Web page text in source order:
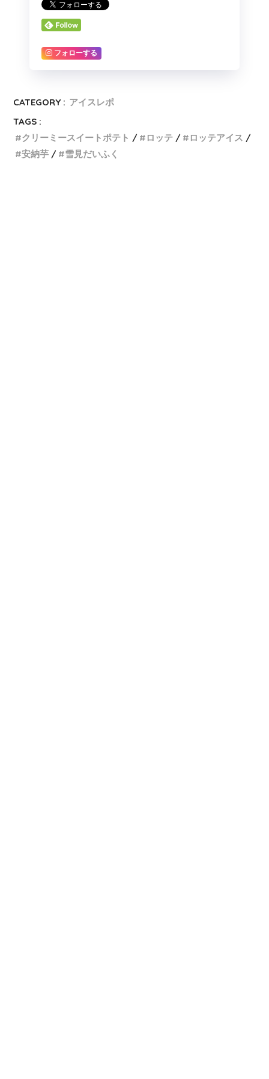
フォローする
CATEGORY : アイスレポ
TAGS :
クリーミースイートポテト
ロッテ
ロッテアイス
安納芋
雪見だいふく